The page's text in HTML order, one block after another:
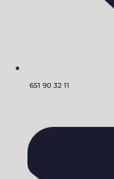
651 90 32 11